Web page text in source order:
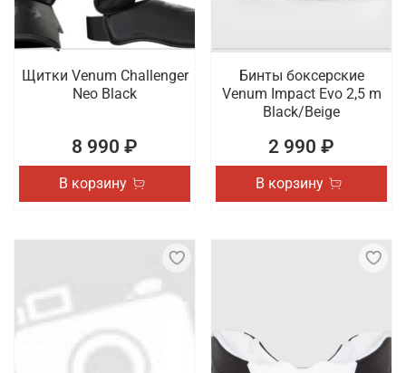
Щитки Venum Challenger
Neo Black
8 990 ₽
В корзину
Бинты боксерские
Venum Impact Evo 2,5 m
Black/Beige
2 990 ₽
В корзину